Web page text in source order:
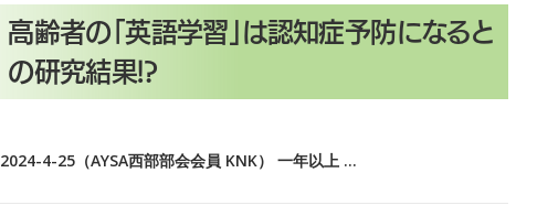
高齢者の「英語学習」は認知症予防になると
の研究結果!?
2024-4-25（AYSA西部部会会員 KNK） 一年以上 …